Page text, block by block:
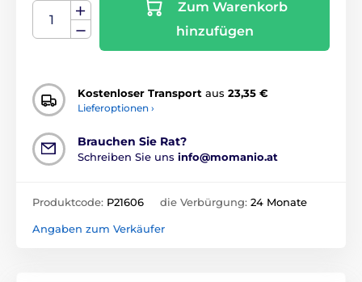
Zum Warenkorb
hinzufügen
Kostenloser Transport aus 23,35 €
Lieferoptionen ›
Brauchen Sie Rat?
Schreiben Sie uns info@momanio.at
Produktcode: P21606 die Verbürgung: 24 Monate
Angaben zum Verkäufer